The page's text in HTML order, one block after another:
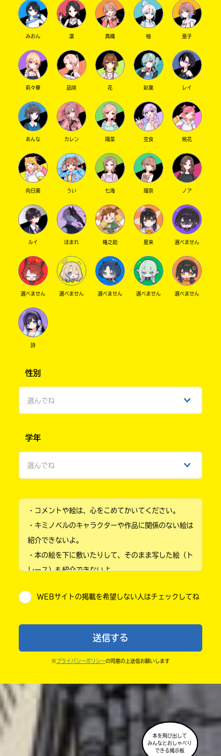
みおん 凛 真織 柚 亜子
莉々華 凪咲 花 彩葉 レイ
あんな カレン 陽菜 空良 桃花
向日葵 うい 七海 瑠奈 ノア
ルイ ほまれ 権之助 星来 選べません
選べません 選べません 選べません 選べません 選べません
詩
性別
選んでね
ひみつ
学年
選んでね
小学2年
小学4年
小学6年
中学1年
・コメントや絵は、心をこめてかいてください。
・キミノベルのキャラクターや作品に関係のない絵は
紹介できないよ。
・本の絵を下に敷いたりして、そのまま写した絵（ト
レース）も紹介できないよ。
・送ってからすぐには紹介されないので、待ってて
ならないよう気をつけてね。
・キャンペーン開催中は、投稿した後の画面にバナー
・ポプラ社の宣伝物で紹介させてもらうことがある
・かき終えたら、人を傷つけていたり、個人情報をか
きこんでいたり、字がまちがっていたりしないか、読
WEBサイトの掲載を希望しない人はチェックしてね
送信する
※ プライバシーポリシーの同意の上送信お願いします
本を飛び出して
みんなとおしゃべり
できる掲示板